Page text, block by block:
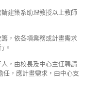
建築系助理教授以上教師
，依各項業務或計畫需求
。
，由校長及中心主任聘請
，應計畫需求，由中心支